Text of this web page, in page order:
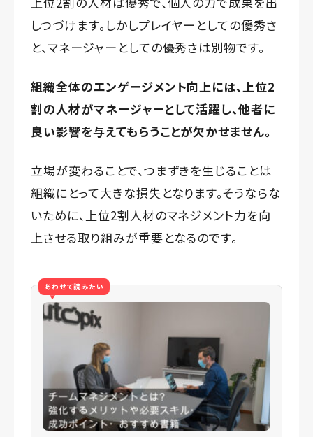
しつづけます。しかしプレイヤーとしての優秀さ
と、マネージャーとしての優秀さは別物です。
組織全体のエンゲージメント向上には、上位2
割の人材がマネージャーとして活躍し、他者に
良い影響を与えてもらうことが欠かせません。
立場が変わることで、つまずきを生じることは
組織にとって大きな損失となります。そうならな
いために、上位2割人材のマネジメント力を向
上させる取り組みが重要となるのです。
あわせて読みたい